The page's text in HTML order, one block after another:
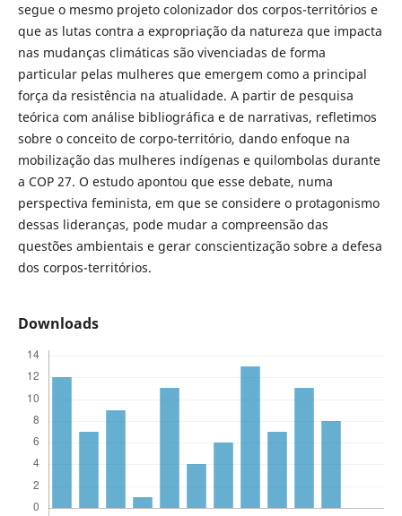
segue o mesmo projeto colonizador dos corpos-territórios e
que as lutas contra a expropriação da natureza que impacta
nas mudanças climáticas são vivenciadas de forma
particular pelas mulheres que emergem como a principal
força da resistência na atualidade. A partir de pesquisa
teórica com análise bibliográfica e de narrativas, refletimos
sobre o conceito de corpo-território, dando enfoque na
mobilização das mulheres indígenas e quilombolas durante
a COP 27. O estudo apontou que esse debate, numa
perspectiva feminista, em que se considere o protagonismo
dessas lideranças, pode mudar a compreensão das
questões ambientais e gerar conscientização sobre a defesa
dos corpos-territórios.
Downloads